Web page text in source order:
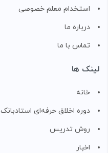
استخدام معلم خصوصی
درباره ما
تماس با ما
لینک ها
خانه
دوره اخلاق حرفه‌ای استادبانک
روش تدریس
اخبار